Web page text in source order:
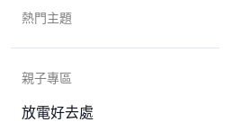
熱門主題
親子專區
放電好去處